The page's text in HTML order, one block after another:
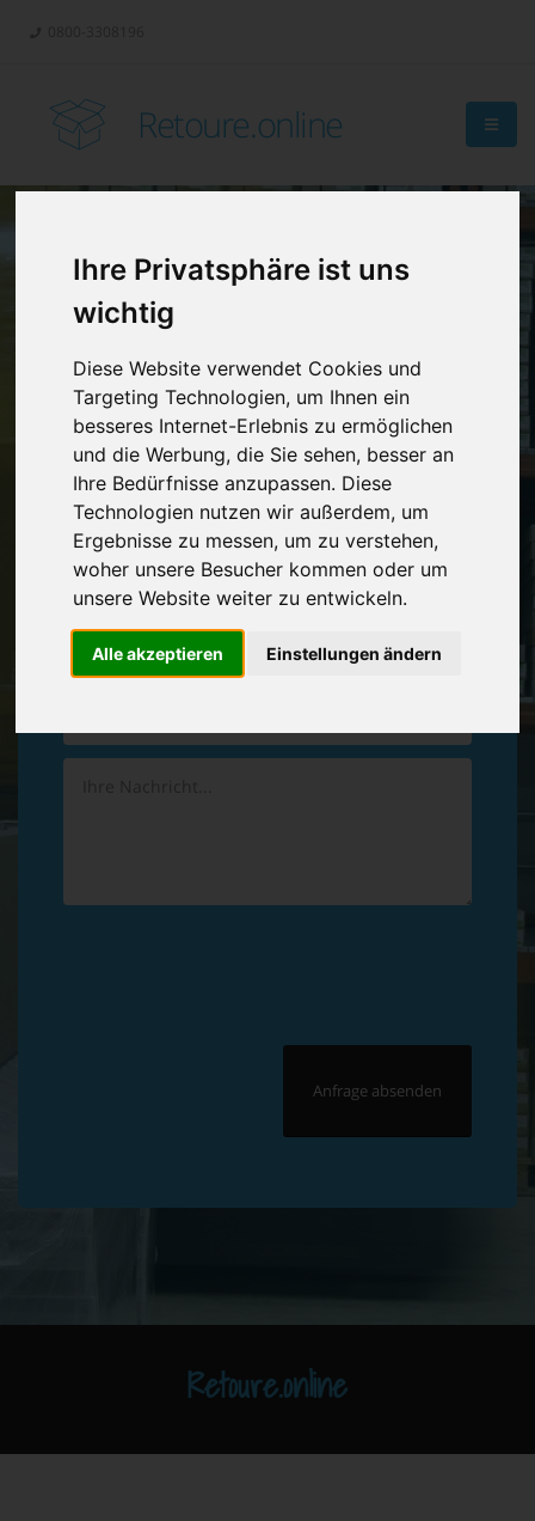
Ihre Privatsphäre ist uns
wichtig
Diese Website verwendet Cookies und
Targeting Technologien, um Ihnen ein
besseres Internet-Erlebnis zu ermöglichen
und die Werbung, die Sie sehen, besser an
Ihre Bedürfnisse anzupassen. Diese
Technologien nutzen wir außerdem, um
Ergebnisse zu messen, um zu verstehen,
woher unsere Besucher kommen oder um
unsere Website weiter zu entwickeln.
Alle akzeptieren Einstellungen ändern
Retoure.online
Retouren-
Management?
Vereinbaren Sie einenRückruf
Hinterlassen Sie uns gern eine persönliche Nachricht.
Retoure.online